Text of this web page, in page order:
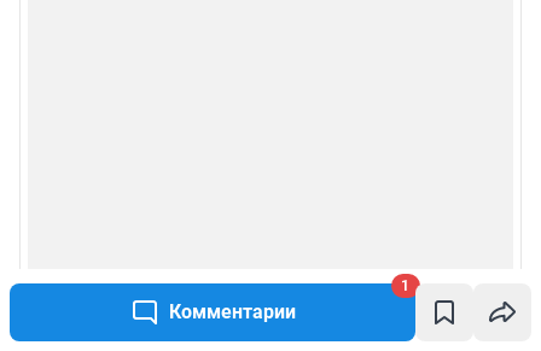
Комментарии
1